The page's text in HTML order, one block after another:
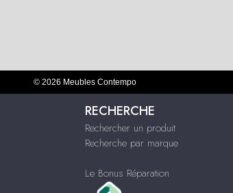
© 2026 Meubles Contempo
RECHERCHE
Rechercher un produit
Recherche par marque
Le Bonus Réparation